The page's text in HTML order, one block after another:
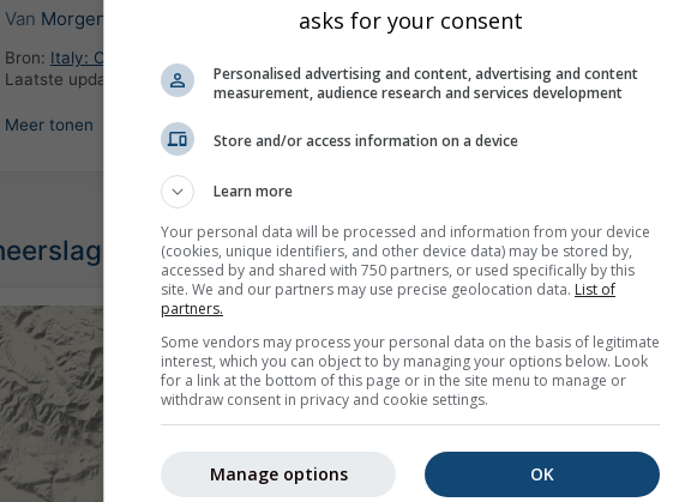
Van Morgen TotMorgen19:59(over 23 uur)
Bron: Italy: Centro Nazionale di Meteorologia e Climatologia Aeronautica (CNMCA)
Laatste update:
8 uur geleden
Meer tonen
nowcast, Italië
©
asks for your consent
Personalised advertising and content, advertising and content
measurement, audience research and services development
Store and/or access information on a device
Learn more
Your personal data will be processed and information from your device
(cookies, unique identifiers, and other device data) may be stored by,
accessed by and shared with 750 partners, or used specifically by this
site. We and our partners may use precise geolocation data. List of
partners.
Some vendors may process your personal data on the basis of legitimate
interest, which you can object to by managing your options below. Look
for a link at the bottom of this page or in the site menu to manage or
withdraw consent in privacy and cookie settings.
OK
Manage options